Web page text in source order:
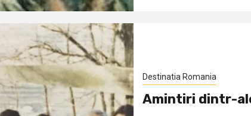
Destinatia Romania
Amintiri dintr-